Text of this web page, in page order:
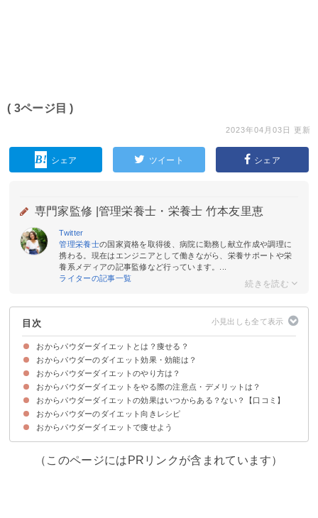
( 3ページ目 )
2023年04月03日 更新
シェア ツイート シェア
専門家監修 | 管理栄養士・栄養士 竹本友里恵
Twitter
管理栄養士の国家資格を取得後、病院に勤務し献立作成や調理に
携わる。現在はエンジニアとして働きながら、栄養サポートや栄
養系メディアの記事監修など行っています。...
ライターの記事一覧
目次
おからパウダーダイエットとは？痩せる？
おからパウダーのカロリー・糖質から見てみよう
おからパウダーのダイエット効果・効能は？
①食物繊維が多く血糖値の上昇を抑える
②満腹感がある
③便秘を改善する
④植物性タンパク質が摂取できる
⑤糖質の摂取量を減らせる
⑥体脂肪を減少させる
おからパウダーダイエットのやり方は？
食前におからパウダーを大さじ1杯~2杯食べる
料理・飲み物にかけるだけでもOK
おからパウダーの種類の選び方
おからパウダーダイエットをやる際の注意点・デメリットは？
①食べ過ぎると下痢・便秘になることがある
②大豆アレルギーの人は食べるのを避ける
③油・塩分を多く吸ってしまうことがある
おからパウダーダイエットの効果はいつからある？ない？【口コミ】
おからパウダーダイエットで痩せた人の口コミ
おからパウダーダイエットで痩せない・失敗した人の口コミ
おからパウダーのダイエット向きレシピ
①おからパウダーコーヒー
②おからヨーグルト
③きなこおから蒸しパン
④卯の花
⑤おからパウダー入りホットケーキ
⑥おからのポテトサラダ風
⑦おからパウダーのスノーボール
おからパウダーダイエットで痩せよう
（このページにはPRリンクが含まれています）